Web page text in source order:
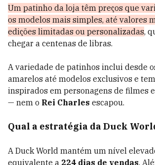
Um patinho da loja têm preços que
os modelos mais simples, até valores
edições limitadas ou personalizadas,
chegar a centenas de libras.
A variedade de patinhos inclui desde
amarelos até modelos exclusivos e
inspirados em personagens de filmes
— nem o Rei Charles escapou.
Qual a estratégia da Duck
A Duck World mantém um nível
equivalente a 224 dias de vendas.